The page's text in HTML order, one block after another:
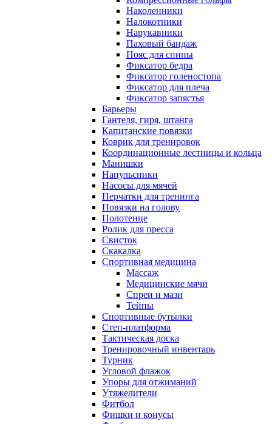
Наколенники
Налокотники
Нарукавники
Паховый бандаж
Пояс для спины
Фиксатор бедра
Фиксатор голеностопа
Фиксатор для плеча
Фиксатор запястья
Барьеры
Гантеля, гиря, штанга
Капитанские повязки
Коврик для тренировок
Координационные лестницы и кольца
Манишки
Напульсники
Насосы для мячей
Перчатки для тренинга
Повязки на голову
Полотенце
Ролик для пресса
Свисток
Скакалка
Спортивная медицина
Массаж
Медицинские мячи
Спреи и мази
Тейпы
Спортивные бутылки
Степ-платформа
Тактическая доска
Тренировочный инвентарь
Турник
Угловой флажок
Упоры для отжиманий
Утяжелители
Фитбол
Фишки и конусы